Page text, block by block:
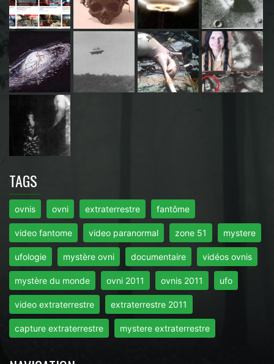
TAGS
ovnis ovni extraterrestre fantôme
video fantome video paranormal zone 51 mystere
ufologie mystère ovni documentaire vidéos ovnis
mystère du monde ovni 2011 ovnis 2011 ufo
video extraterrestre extraterrestre 2011
capture extraterrestre mystere extraterrestre